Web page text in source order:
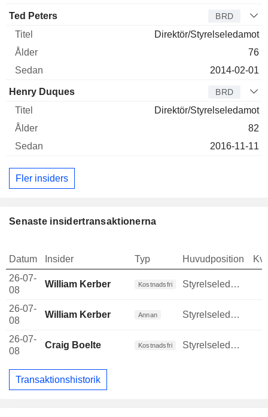
Ted Peters BRD
Direktör/Styrelseledamot
76
2014-02-01
Henry Duques BRD
Direktör/Styrelseledamot
82
2016-11-11
Fler insiders
Senaste insidertransaktionerna
Datum Insider Typ Huvudposition
26-07-
08
William Kerber Kostnadsfri Styrelseledamot
26-07-
08
William Kerber Annan Styrelseledamot
26-07-
08
Craig Boelte Kostnadsfri Styrelseledamot
Transaktionshistorik